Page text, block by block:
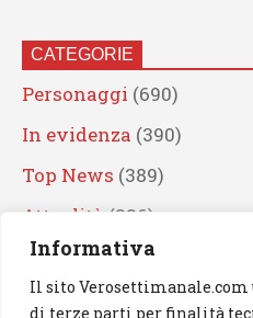
Informativa
Il sito
di terze parti per finalità
CATEGORIE
Personaggi (690)
In evidenza (390)
Top News (389)
Attualità (336)
Eventi(330)
Artisti (241)